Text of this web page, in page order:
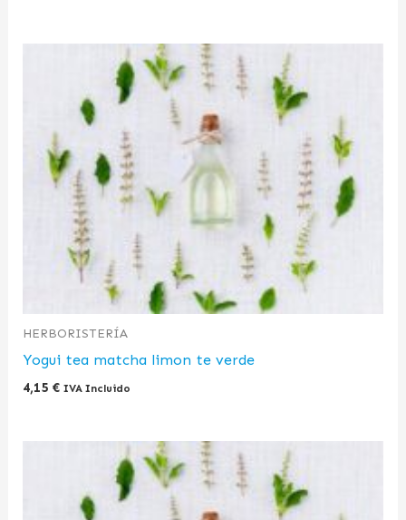
HERBORISTERÍA
Yogui tea matcha limon te verde
4,15 € IVA Incluido